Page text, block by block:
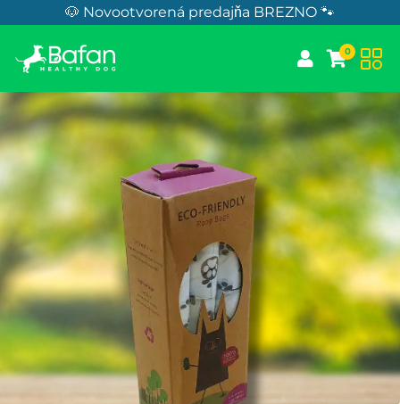
Skip to Content🐶 Novootvorená predajňa BREZNO 🐾
0